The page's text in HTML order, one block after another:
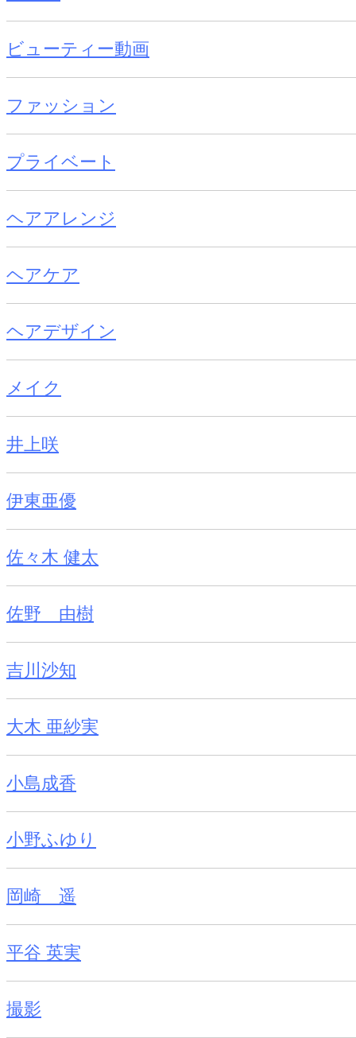
ビューティー動画
ファッション
プライベート
ヘアアレンジ
ヘアケア
ヘアデザイン
メイク
井上咲
伊東亜優
佐々木 健太
佐野 由樹
吉川沙知
大木 亜紗実
小島成香
小野ふゆり
岡崎 遥
平谷 英実
撮影